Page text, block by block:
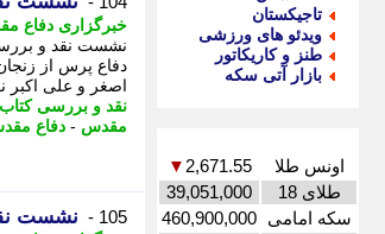
تاجیکستان
ویدئو های ورزشی
طنز و کاریکاتور
بازار آتی سکه
اونس طلا 2,671.55
▼
طلای 18
39,051,000
سکه امامی 460,900,000
خبرگزاری دفاع
نشست نقد و
دفاع پرس از
اصغر و علی اکبر
نقد و بررسی کتاب
مقدس - دفاع
105 - نشست